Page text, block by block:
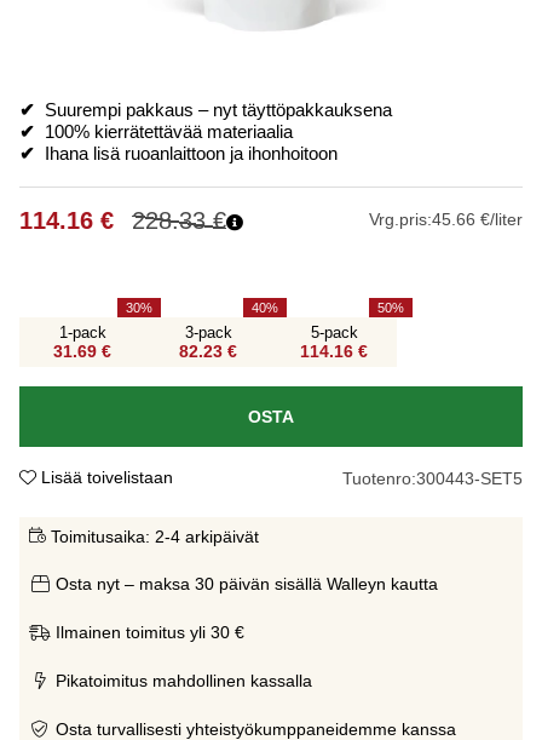
✔ Suurempi pakkaus – nyt täyttöpakkauksena
✔ 100% kierrätettävää materiaalia
✔ Ihana lisä ruoanlaittoon ja ihonhoitoon
228.33€
114.16 € Vrg.pris:45.66 €/liter
1-pack
31.69 €
30
3-pack
82.23 €
40
5-pack
114.16 €
50
OSTA
Lisää toivelistaan Tuotenro:300443-SET5
Toimitusaika: 2-4 arkipäivät
Osta nyt – maksa 30 päivän sisällä Walleyn kautta
Ilmainen toimitus yli 30 €
Pikatoimitus mahdollinen kassalla
Osta turvallisesti yhteistyökumppaneidemme kanssa